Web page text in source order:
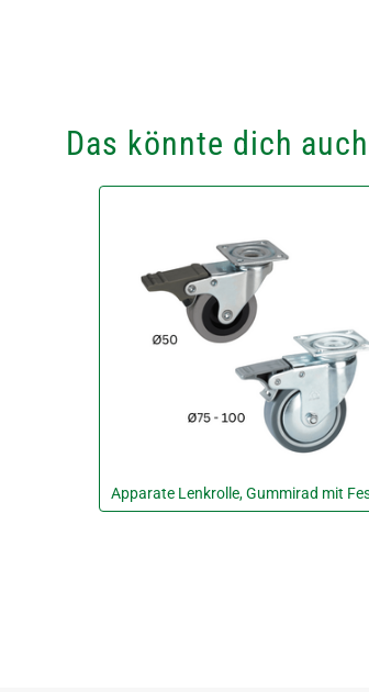
Das könnte dich
Apparate Lenkrolle, Gummirad mit